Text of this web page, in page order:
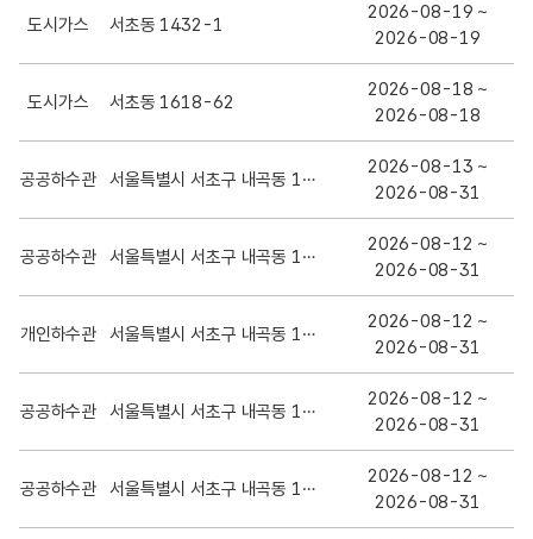
착
/
구
공
목
록
도시가스 서초동 1432-1
2026-08-19 ~
2026-08-19
도시가스 서초동 1618-62
2026-08-18 ~
2026-08-18
공공하수관 서울특별시 서초구 내곡동 1-109~1-2155
2026-08-13 ~
2026-08-31
공공하수관 서울특별시 서초구 내곡동 1-2154~1-2669
2026-08-12 ~
2026-08-31
개인하수관 서울특별시 서초구 내곡동 1-167~1-2454
2026-08-12 ~
2026-08-31
공공하수관 서울특별시 서초구 내곡동 1-2155
2026-08-12 ~
2026-08-31
공공하수관 서울특별시 서초구 내곡동 1-2155
2026-08-12 ~
2026-08-31